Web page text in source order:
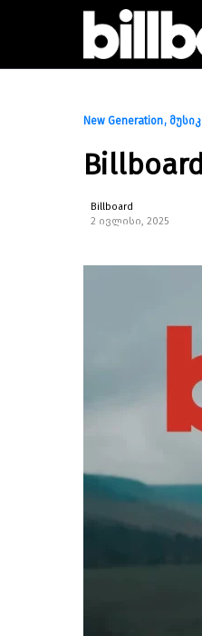
New Generation
Billboard
2 ივლისი, 2025